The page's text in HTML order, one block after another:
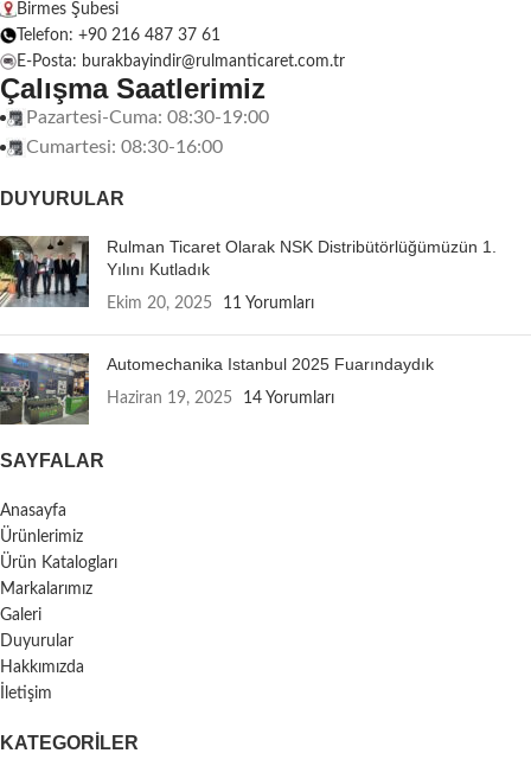
Birmes Şubesi
Telefon: +90 216 487 37 61
E-Posta: burakbayindir@rulmanticaret.com.tr
Çalışma Saatlerimiz
Pazartesi-Cuma: 08:30-19:00
Cumartesi: 08:30-16:00
DUYURULAR
Rulman Ticaret Olarak NSK Distribütörlüğümüzün 1.
Yılını Kutladık
Ekim 20, 2025 11 Yorumları
Automechanika Istanbul 2025 Fuarındaydık
Haziran 19, 2025 14 Yorumları
SAYFALAR
Anasayfa
Ürünlerimiz
Ürün Katalogları
Markalarımız
Galeri
Duyurular
Hakkımızda
İletişim
KATEGORILER